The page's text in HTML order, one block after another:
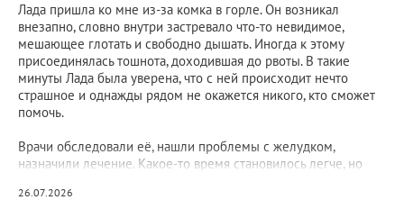
Лада пришла ко мне из-за комка в горле. Он возникал
внезапно, словно внутри застревало что-то невидимое,
мешающее глотать и свободно дышать. Иногда к этому
присоединялась тошнота, доходившая до рвоты. В такие
минуты Лада была уверена, что с ней происходит нечто
страшное и однажды рядом не окажется никого, кто сможет
помочь.
Врачи обследовали её, нашли проблемы с желудком,
назначили лечение. Какое-то время становилось легче, но
26.07.2026